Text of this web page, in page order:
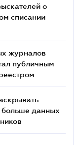
о
списании
журналов
публичным
больше данных